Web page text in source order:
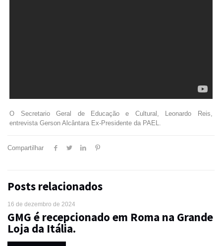
O Secretario Geral de Educação e Cultural, Leonardo Reis,
entrevista Gerson Alcântara Ex-Presidente da PAEL.
Compartilhar
Posts relacionados
16 de dezembro de 2024
GMG é recepcionado em Roma na Grande
Loja da Itália.